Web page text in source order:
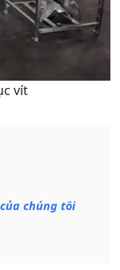
vít
chúng tôi